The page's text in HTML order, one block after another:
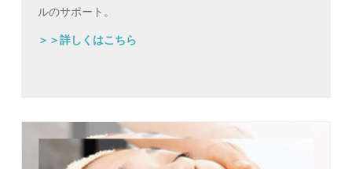
ルのサポート。
＞＞詳しくはこちら